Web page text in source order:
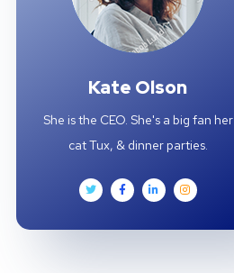
Kate Olson
She is the CEO. She's a big fan her
cat Tux, & dinner parties.